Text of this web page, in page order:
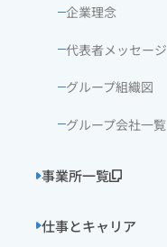
企業理念
代表者メッセージ
グループ組織図
グループ会社一覧
事業所一覧
仕事とキャリア